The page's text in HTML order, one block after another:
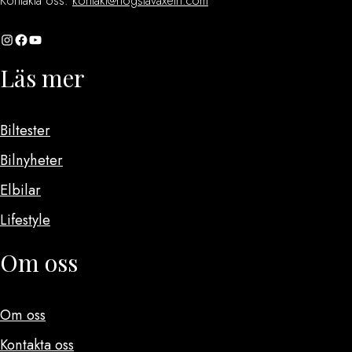
InstagramFacebook YouTube
Läs mer
Biltester
Bilnyheter
Elbilar
Lifestyle
Om oss
Om oss
Kontakta oss